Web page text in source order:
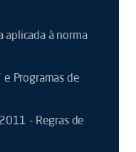
aplicada à norma
Programas de
- Regras de